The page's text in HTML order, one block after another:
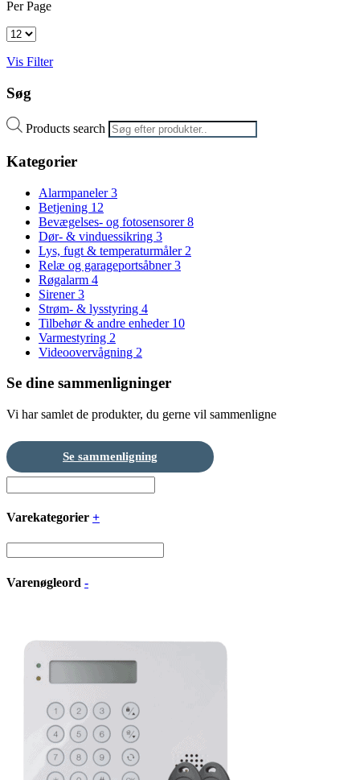
Per Page
Vis Filter
Søg
Products search
Kategorier
Alarmpaneler3
Betjening 12
Bevægelses- og fotosensorer8
Dør- & vinduessikring 3
Lys, fugt & temperaturmåler 2
Relæ og garageportsåbner3
Røgalarm 4
Sirener3
Strøm- & lysstyring 4
Tilbehør & andre enheder 10
Varmestyring 2
Videoovervågning 2
Se dine sammenligninger
Vi har samlet de produkter, du gerne vil sammenligne
Se sammenligning
Varekategorier +
Varenøgleord -